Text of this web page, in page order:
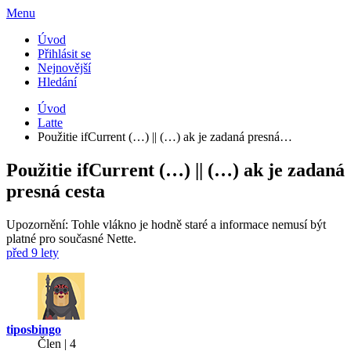
Menu
Úvod
Přihlásit se
Nejnovější
Hledání
Úvod
Latte
Použitie ifCurrent (…) || (…) ak je zadaná presná…
Použitie ifCurrent (…) || (…) ak je zadaná
presná cesta
Upozornění: Tohle vlákno je hodně staré a informace nemusí být
platné pro současné Nette.
před 9 lety
tiposbingo
Člen | 4